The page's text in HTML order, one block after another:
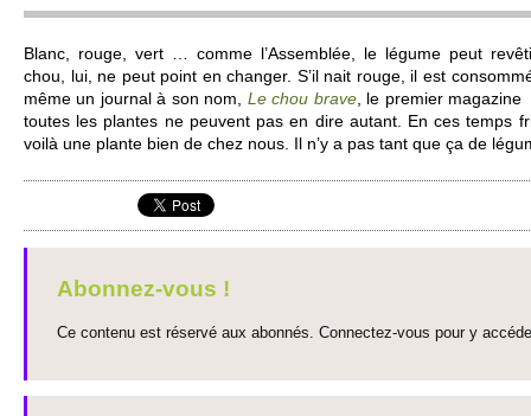
Blanc, rouge, vert … comme l’Asse­mblée, le légume peut
chou, lui, ne peut point en changer. S’il nait rouge, il est
même un journal à son nom, Le chou brave, le pre­mier magazine
to­utes les plantes ne pe­uvent pas en dire autant. En ces temps
voilà une plante bien de chez nous. Il n’y a pas tant que ça de
Abonnez-vous !
Ce contenu est réservé aux abonnés. Connectez-vous pour y